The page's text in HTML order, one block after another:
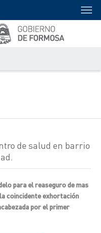
de salud en barrio
para el reaseguro de mas
coincidente exhortación
por el primer